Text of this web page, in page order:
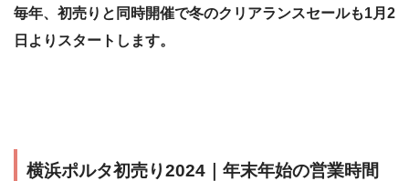
毎年、初売りと同時開催で冬のクリアランスセールも1月2
日よりスタートします。
横浜ポルタ初売り2024｜年末年始の営業時間